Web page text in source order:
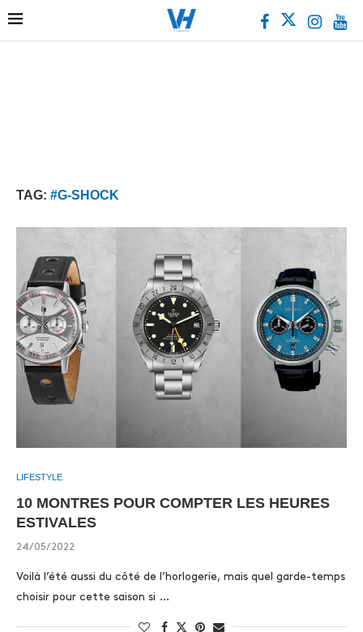
TAG: #G-SHOCK
LIFESTYLE
10 MONTRES POUR COMPTER LES HEURES
ESTIVALES
24/05/2022
Voilà l’été aussi du côté de l’horlogerie, mais quel garde-temps
choisir pour cette saison si …